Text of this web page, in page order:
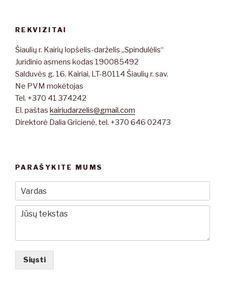
REKVIZITAI
Šiaulių r. Kairių lopšelis-darželis „Spindulėlis“
Juridinio asmens kodas 190085492
Salduvės g. 16, Kairiai, LT-80114 Šiaulių r. sav.
Ne PVM mokėtojas
Tel. +370 41 374242
El. paštas kairiudarzelis@gmail.com
Direktorė Dalia Gricienė, tel. +370 646 02473
PARAŠYKITE MUMS
Siųsti